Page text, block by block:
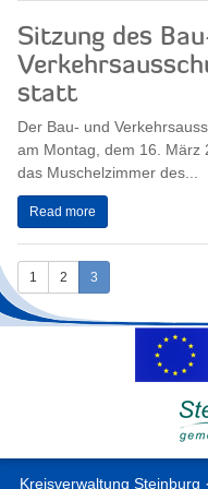
Sitzung des
statt
Der Bau- und
am Montag, dem 16. März
das Muschelzimmer des...
Read more
1 2 3
Kreisverwaltung Steinburg